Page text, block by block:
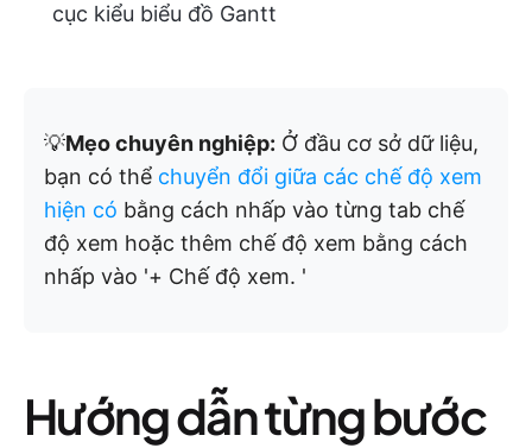
cục kiểu biểu đồ Gantt
💡Mẹo chuyên nghiệp: Ở đầu cơ sở dữ liệu,
bạn có thể chuyển đổi giữa các chế độ xem
hiện có bằng cách nhấp vào từng tab chế
độ xem hoặc thêm chế độ xem bằng cách
nhấp vào '+ Chế độ xem. '
Hướng dẫn từng bước